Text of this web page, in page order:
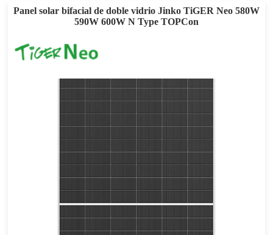
Panel solar bifacial de doble vidrio Jinko TiGER Neo 580W
590W 600W N Type TOPCon